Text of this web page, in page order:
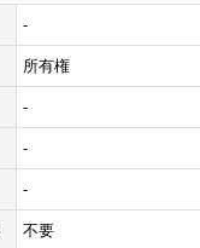
-
所有権
-
-
-
不要